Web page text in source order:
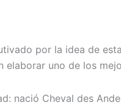
por la idea de
uno de los
nació Cheval des